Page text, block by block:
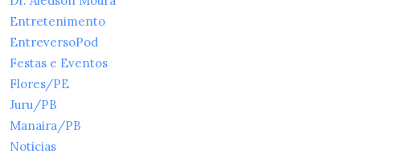
Entretenimento
EntreversoPod
Festas e Eventos
Flores/PE
Juru/PB
Manaira/PB
Noticias